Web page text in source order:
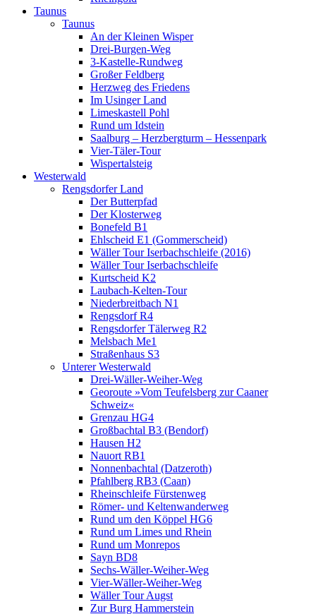
Taunus
Taunus
An der Kleinen Wisper
Drei-Burgen-Weg
3-Kastelle-Rundweg
Großer Feldberg
Herzweg des Friedens
Im Usinger Land
Limeskastell Pohl
Rund um Idstein
Saalburg – Herzbergturm – Hessenpark
Vier-Täler-Tour
Wispertalsteig
Westerwald
Rengsdorfer Land
Der Butterpfad
Der Klosterweg
Bonefeld B1
Ehlscheid E1 (Gommerscheid)
Wäller Tour Iserbachschleife (2016)
Wäller Tour Iserbachschleife
Kurtscheid K2
Laubach-Kelten-Tour
Niederbreitbach N1
Rengsdorf R4
Rengsdorfer Tälerweg R2
Melsbach Me1
Straßenhaus S3
Unterer Westerwald
Drei-Wäller-Weiher-Weg
Georoute »Vom Teufelsberg zur Caaner
Schweiz«
Grenzau HG4
Großbachtal B3 (Bendorf)
Hausen H2
Nauort RB1
Nonnenbachtal (Datzeroth)
Pfahlberg RB3 (Caan)
Rheinschleife Fürstenweg
Römer- und Keltenwanderweg
Rund um den Köppel HG6
Rund um Limes und Rhein
Rund um Monrepos
Sayn BD8
Sechs-Wäller-Weiher-Weg
Vier-Wäller-Weiher-Weg
Wäller Tour Augst
Zur Burg Hammerstein